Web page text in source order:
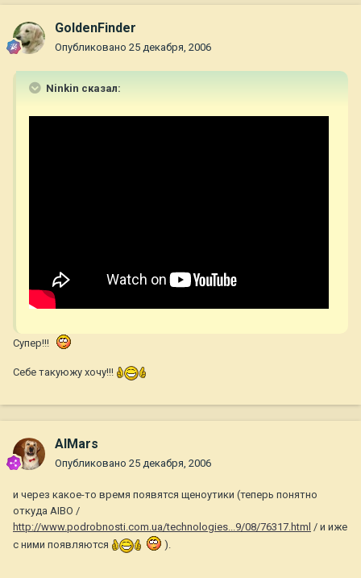
GoldenFinder
Опубликовано 25 декабря, 2006
Ninkin сказал:
Супер!!!
Себе такуюжу хочу!!!
AlMars
Опубликовано 25 декабря, 2006
и через какое-то время появятся щеноутики (теперь понятно
откуда AIBO /
http://www.podrobnosti.com.ua/technologies...9/08/76317.html / и иже
с ними появляются
).